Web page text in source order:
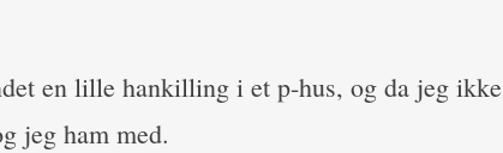
en lille hankilling i et p-hus, og da jeg ikke
jeg ham med.